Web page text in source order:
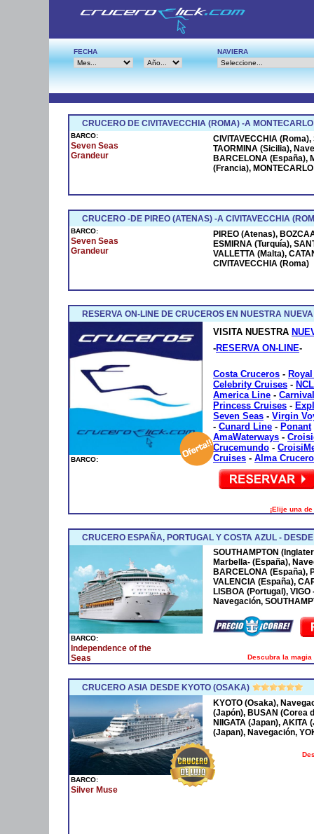
FECHA NAVIERA
CRUCERO DE CIVITAVECCHIA (ROMA) -A
BARCO:
Seven Seas
Grandeur
CIVITAVECCHIA
TAORMINA (Sicilia),
BARCELONA (España),
(Francia),
CRUCERO -DE PIREO (ATENAS) -A CIVITAVECCHIA
BARCO:
Seven Seas
Grandeur
PIREO (Atenas),
ESMIRNA (Turquía),
VALLETTA (Malta),
CIVITAVECCHIA (Roma)
RESERVA ON-LINE DE CRUCEROS EN NUESTRA
BARCO:
VISITA NUESTRA
-RESERVA ON-LINE-
Costa Cruceros -
Celebrity Cruises - NCL
America Line -
Princess Cruises -
Seven Seas - Virgin
- Cunard Line - Ponant
AmaWaterways -
Crucemundo -
Cruises - Alma
¡Elije una
CRUCERO ESPAÑA, PORTUGAL Y COSTA AZUL -
BARCO:
Independence of the
Seas
SOUTHAMPTON
Marbella- (España),
BARCELONA (España),
VALENCIA (España),
LISBOA (Portugal),
Navegación,
Descubra la
CRUCERO ASIA DESDE KYOTO (OSAKA)
BARCO:
Silver Muse
KYOTO (Osaka),
(Japón), BUSAN (Corea
NIIGATA (Japan), AKITA
(Japan), Navegación,